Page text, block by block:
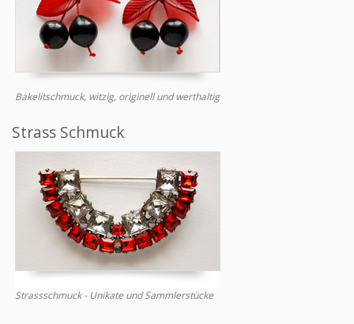
Bakelitschmuck, witzig, originell und werthaltig
Strass Schmuck
Strassschmuck - Unikate und Sammlerstücke